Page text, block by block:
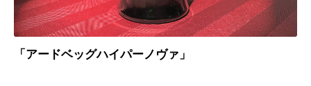
「アードベッグハイパーノヴァ」